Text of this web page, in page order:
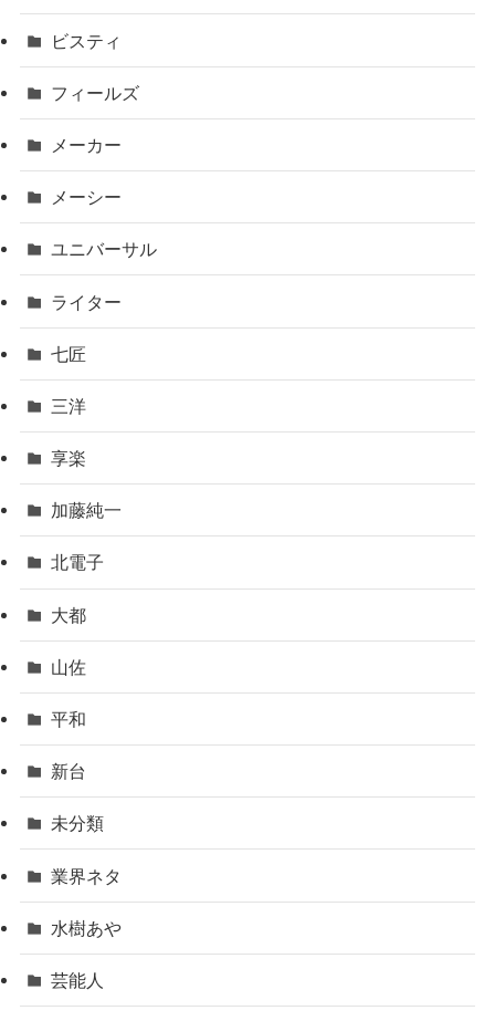
ビスティ
フィールズ
メーカー
メーシー
ユニバーサル
ライター
七匠
三洋
享楽
加藤純一
北電子
大都
山佐
平和
新台
未分類
業界ネタ
水樹あや
芸能人